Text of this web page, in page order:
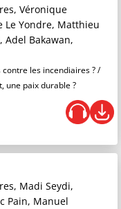
Véronique
Le Yondre, Matthieu
Adel Bakawan,
les incendiaires ? /
une paix durable ?
Madi Seydi,
Pain, Manuel